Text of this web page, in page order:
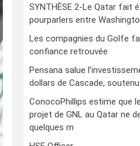
SYNTHÈSE 2-Le Qatar fait
pourparlers entre
Les compagnies du Golfe
confiance retrouvée
Pensana salue
dollars de Cascade,
ConocoPhillips estime que
projet de GNL au Qatar ne
quelques m